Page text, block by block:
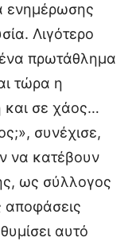
ενημέρωσης
Λιγότερο
πρωτάθλημα
τώρα η
και σε χάος…
συνέχισε,
να κατέβουν
ως σύλλογος
αποφάσεις
αυτό